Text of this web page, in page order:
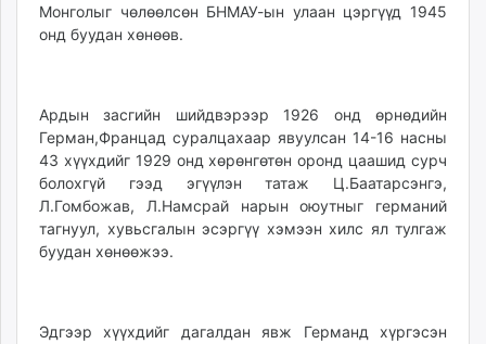
Монголыг чөлөөлсөн БНМАУ-ын улаан цэргүүд 1945
онд буудан хөнөөв.
Ардын засгийн шийдвэрээр 1926 онд өрнөдийн
Герман,Францад суралцахаар явуулсан 14-16 насны
43 хүүхдийг 1929 онд хөрөнгөтөн оронд цаашид сурч
болохгүй гээд эгүүлэн татаж Ц.Баатарсэнгэ,
Л.Гомбожав, Л.Намсрай нарын оюутныг германий
тагнуул, хувьсгалын эсэргүү хэмээн хилс ял тулгаж
буудан хөнөөжээ.
Эдгээр хүүхдийг дагалдан явж Германд хүргэсэн